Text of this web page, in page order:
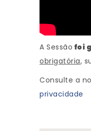
A Sessão foi
obrigatória,
Consulte a
privacidade